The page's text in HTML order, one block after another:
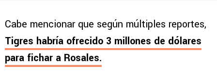
Cabe mencionar que según múltiples reportes,
Tigres habría ofrecido 3 millones de dólares
para fichar a Rosales.